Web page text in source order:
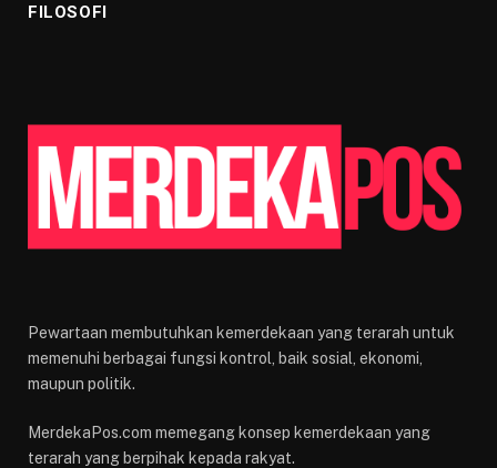
FILOSOFI
Pewartaan membutuhkan kemerdekaan yang terarah untuk
memenuhi berbagai fungsi kontrol, baik sosial, ekonomi,
maupun politik.
MerdekaPos.com memegang konsep kemerdekaan yang
terarah yang berpihak kepada rakyat.